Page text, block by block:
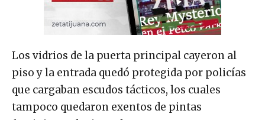
Los vidrios de la puerta principal cayeron al
piso y la entrada quedó protegida por policías
que cargaban escudos tácticos, los cuales
tampoco quedaron exentos de pintas